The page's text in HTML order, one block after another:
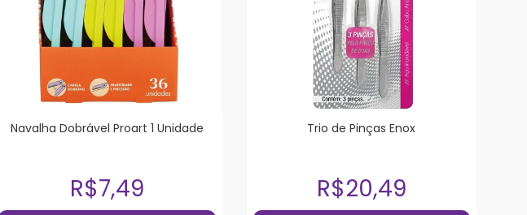
Navalha Dobrável Proart 1 Unidade
R$7,49
Trio de Pinças Enox
R$20,49